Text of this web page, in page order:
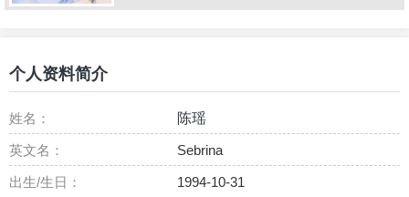
个人资料简介
姓名： 陈瑶
英文名： Sebrina
出生/生日： 1994-10-31